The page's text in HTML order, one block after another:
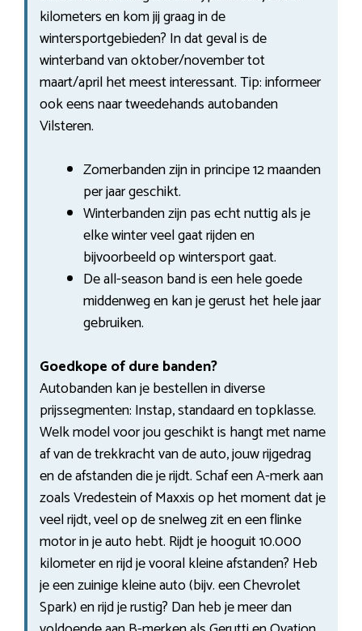
kilometers en kom jij graag in de
wintersportgebieden? In dat geval is de
winterband van oktober/november tot
maart/april het meest interessant. Tip: informeer
ook eens naar tweedehands autobanden
Vilsteren.
Zomerbanden zijn in principe 12 maanden
per jaar geschikt.
Winterbanden zijn pas echt nuttig als je
elke winter veel gaat rijden en
bijvoorbeeld op wintersport gaat.
De all-season band is een hele goede
middenweg en kan je gerust het hele jaar
gebruiken.
Goedkope of dure banden?
Autobanden kan je bestellen in diverse
prijssegmenten: Instap, standaard en topklasse.
Welk model voor jou geschikt is hangt met name
af van de trekkracht van de auto, jouw rijgedrag
en de afstanden die je rijdt. Schaf een A-merk aan
zoals Vredestein of Maxxis op het moment dat je
veel rijdt, veel op de snelweg zit en een flinke
motor in je auto hebt. Rijdt je hooguit 10.000
kilometer en rijd je vooral kleine afstanden? Heb
je een zuinige kleine auto (bijv. een Chevrolet
Spark) en rijd je rustig? Dan heb je meer dan